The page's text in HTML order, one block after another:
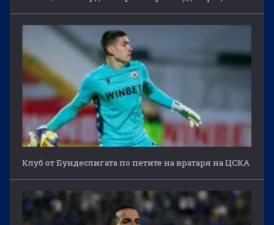
Клуб от Бундеслигата по петите на вратаря на ЦСКА